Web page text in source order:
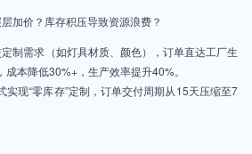
加价？库存积压导致资源浪费？
制需求（如灯具材质、颜色），订单直达工厂生
本降低30%+，生产效率提升40%。
实现“零库存”定制，订单交付周期从15天压缩至7